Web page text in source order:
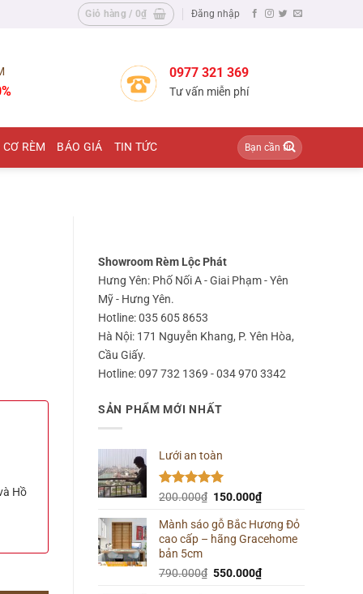
Giỏ hàng /0₫ Đăng nhập
0977 321 369
Tư vấn miễn phí
RÈM BÁO GIÁ TIN TỨC
Tìm
kiếm:
Showroom Rèm Lộc Phát
Hưng Yên: Phố Nối A - Giai Phạm - Yên
Mỹ - Hưng Yên.
Hotline: 035 605 8653
Hà Nội: 171 Nguyễn Khang, P. Yên Hòa,
Cầu Giấy.
Hotline: 097 732 1369 - 034 970 3342
SẢN PHẨM MỚI NHẤT
Lưới an toàn
Được xếp
5 sao
200.000₫ Giá
là:
200.000₫.
150.000₫Giá
tại
là:
Mành sáo gỗ Bắc Hương Đỏ
cao cấp – hãng Gracehome
bản 5cm
790.000₫ Giá
550.000₫Giá
Hồ